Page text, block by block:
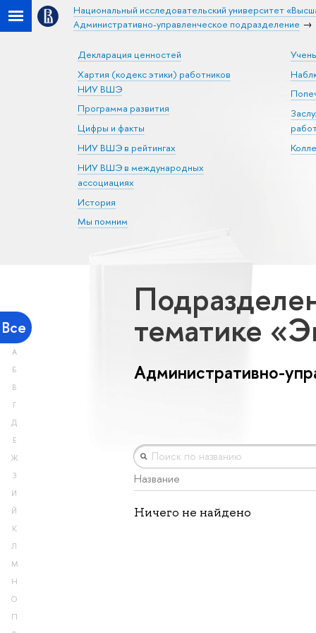
Национальный исследовательский университет
Административно-управленческое подразделение
Декларация ценностей
Хартия (кодекс этики) работников
НИУ ВШЭ
Программа развития
Цифры и факты
НИУ ВШЭ в рейтингах
НИУ ВШЭ в международных
ассоциациях
История
Мы помним
Все
А
Б
В
Г
Д
Е
Ж
З
И
Й
К
Л
М
Н
О
П
тематике
Административно-
Название
Ничего не найдено